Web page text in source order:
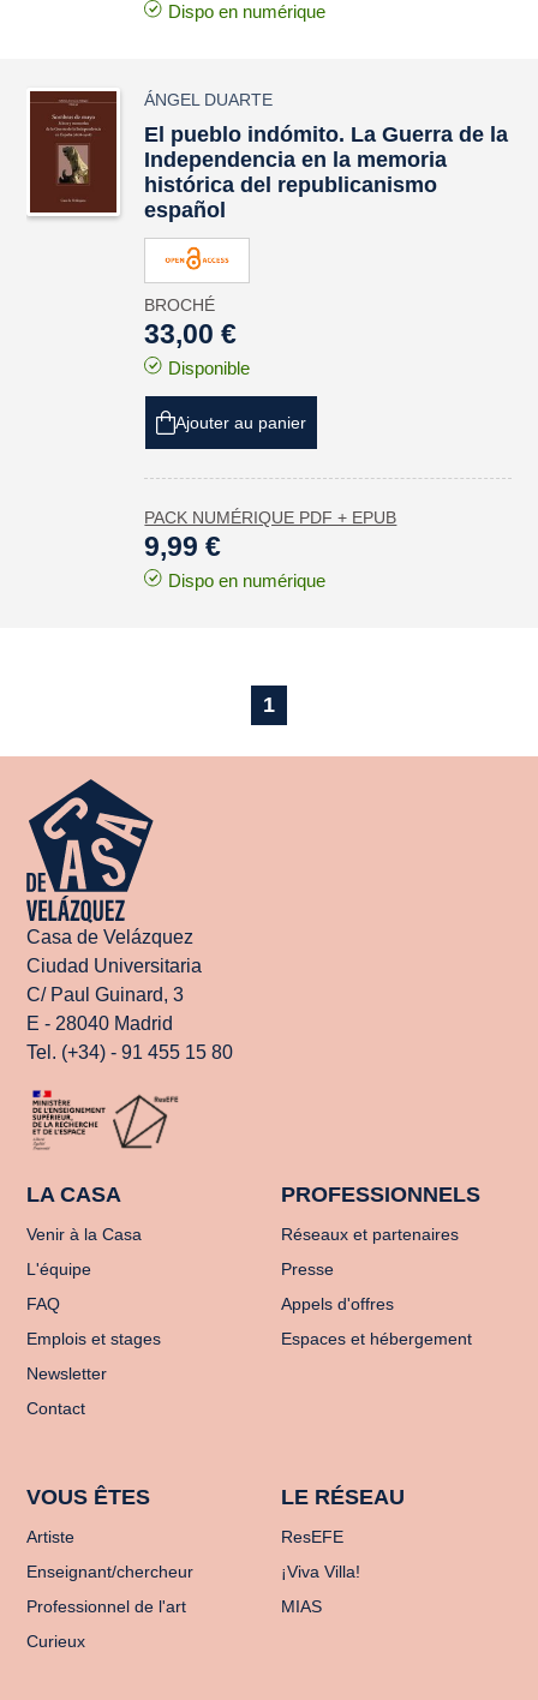
Dispo en numérique
ÁNGEL DUARTE
El pueblo indómito. La Guerra de la
Independencia en la memoria
histórica del republicanismo
español
BROCHÉ
33,00 €
Disponible
Ajouter au panier
PACK NUMÉRIQUE PDF + EPUB
9,99 €
Dispo en numérique
1
Casa de Velázquez
Ciudad Universitaria
C/ Paul Guinard, 3
E - 28040 Madrid
Tel. (+34) - 91 455 15 80
LA CASA
Venir à la Casa
L'équipe
FAQ
Emplois et stages
Newsletter
Contact
PROFESSIONNELS
Réseaux et partenaires
Presse
Appels d'offres
Espaces et hébergement
VOUS ÊTES
Artiste
Enseignant/chercheur
Professionnel de l'art
Curieux
LE RÉSEAU
ResEFE
¡Viva Villa!
MIAS